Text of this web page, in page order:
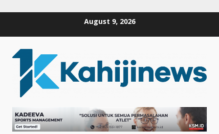
August 9, 2026